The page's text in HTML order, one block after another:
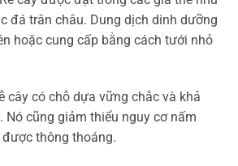
đá trân châu. Dung dịch dinh dưỡng
hoặc cung cấp bằng cách tưới nhỏ
cây có chỗ dựa vững chắc và khả
Nó cũng giảm thiểu nguy cơ nấm
thông thoáng.